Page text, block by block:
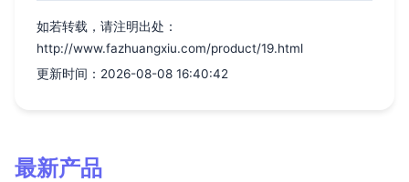
如若转载，请注明出处：
http://www.fazhuangxiu.com/product/19.html
更新时间：2026-08-08 16:40:42
最新产品